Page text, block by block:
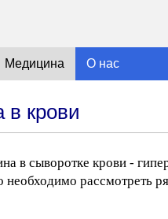
Медицина О нас
крови
в сыворотке крови -
рассмотреть